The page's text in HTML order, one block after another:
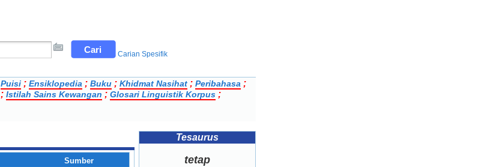
Carian Spesifik
Puisi ; Ensiklopedia ; Buku ; Khidmat Nasihat ; Peribahasa ;
; Istilah Sains Kewangan ; Glosari Linguistik Korpus ;
Sumber
Tesaurus
tetap